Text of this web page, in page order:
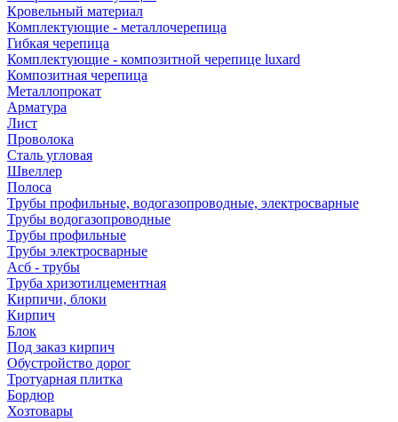
Кровельный материал
Комплектующие - металлочерепица
Гибкая черепица
Комплектующие - композитной черепице luxard
Композитная черепица
Металлопрокат
Арматура
Лист
Проволока
Сталь угловая
Швеллер
Полоса
Трубы профильные, водогазопроводные, электросварные
Трубы водогазопроводные
Трубы профильные
Трубы электросварные
Асб - трубы
Труба хризотилцементная
Кирпичи, блоки
Кирпич
Блок
Под заказ кирпич
Обустройство дорог
Тротуарная плитка
Бордюр
Хозтовары